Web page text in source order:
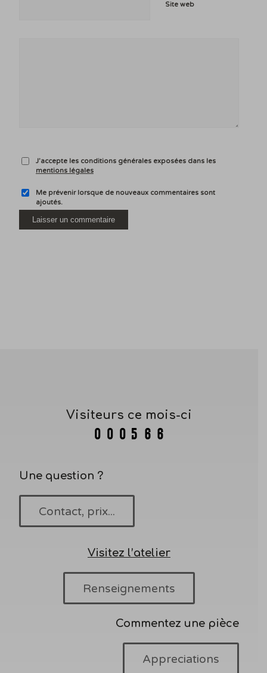
Site web
J’accepte les conditions générales exposées dans les
mentions légales
Me prévenir lorsque de nouveaux commentaires sont
ajoutés.
Visiteurs ce mois-ci
Une question ?
Contact, prix...
Visitez l’atelier
Renseignements
Commentez une pièce
Appreciations